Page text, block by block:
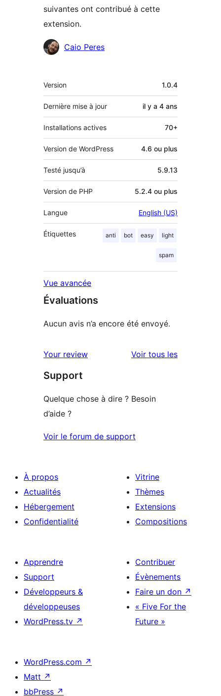
suivantes ont contribué à cette
extension.
Contributeurs
Caio Peres
Méta
Version 1.0.4
Dernière mise à jour il y a 4 ans
Installations actives 70+
Version de WordPress 4.6 ou plus
Testé jusqu’à 5.9.13
Version de PHP 5.2.4 ou plus
Langue English (US)
Étiquettes anti bot easy light
spam
Vue avancée
Évaluations
Aucun avis n’a encore été envoyé.
Your review Voir tous lesavis
Support
Quelque chose à dire ? Besoin
d’aide ?
Voir le forum de support
À propos
Actualités
Hébergement
Confidentialité
Vitrine
Thèmes
Extensions
Compositions
Apprendre
Support
Développeurs &
développeuses
WordPress.tv ↗
Contribuer
Évènements
Faire un don ↗
« Five For the
Future »
WordPress.com ↗
Matt ↗
bbPress ↗